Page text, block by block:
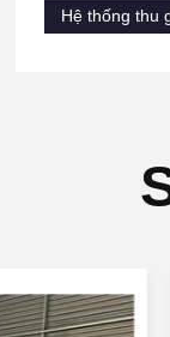
Hệ thống thu